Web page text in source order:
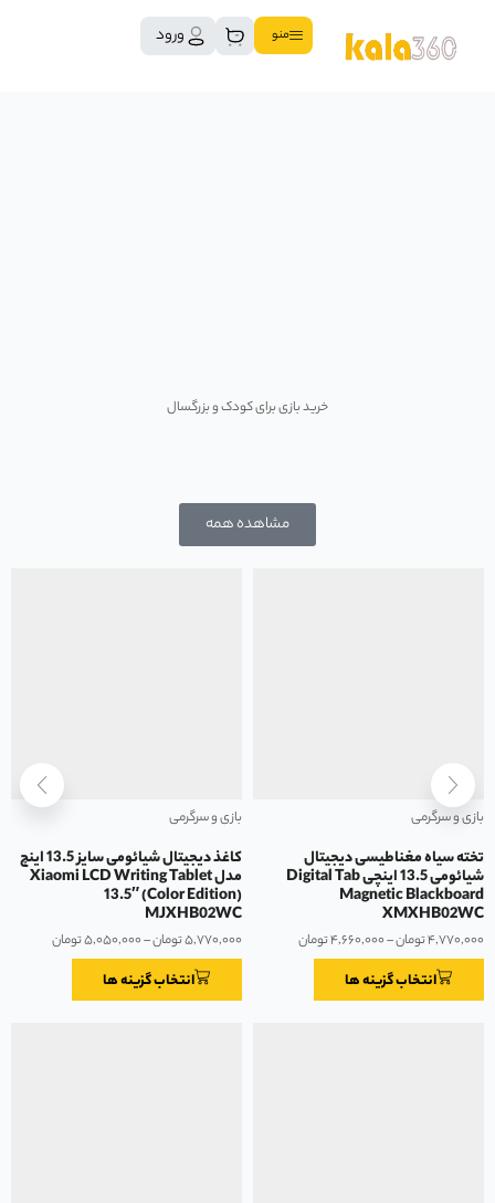
منو ورود
خرید بازی برای کودک و بزرگسال
مشاهده همه
بازی و سرگرمی
تخته سیاه مغناطیسی دیجیتال
شیائومی 13.5 اینچی Digital Tab
Magnetic Blackboard
XMXHB02WC
۴,۷۷۰,۰۰۰تومان–۴,۶۶۰,۰۰۰تومان
انتخاب گزینه ها
بازی و سرگرمی
کاغذ دیجیتال شیائومی سایز 13.5 اینچ
مدل Xiaomi LCD Writing Tablet
13.5″ (Color Edition)
MJXHB02WC
۵,۷۷۰,۰۰۰تومان–۵,۰۵۰,۰۰۰تومان
انتخاب گزینه ها